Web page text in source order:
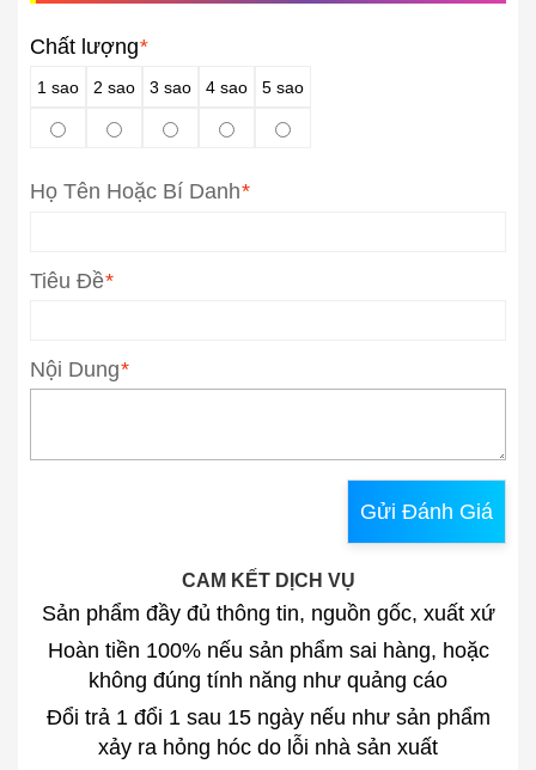
Chất lượng*
1 sao 2 sao 3 sao 4 sao 5 sao
*
Họ Tên Hoặc Bí Danh
*
Tiêu Đề
*
Nội Dung
Gửi Đánh Giá
CAM KẾT DỊCH VỤ
Sản phẩm đầy đủ thông tin, nguồn gốc, xuất xứ
Hoàn tiền 100% nếu sản phẩm sai hàng, hoặc
không đúng tính năng như quảng cáo
Đổi trả 1 đổi 1 sau 15 ngày nếu như sản phẩm
xảy ra hỏng hóc do lỗi nhà sản xuất